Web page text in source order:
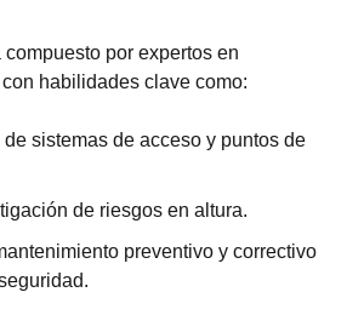
por expertos en
habilidades clave como:
de sistemas de acceso y puntos de
de riesgos en altura.
preventivo y correctivo